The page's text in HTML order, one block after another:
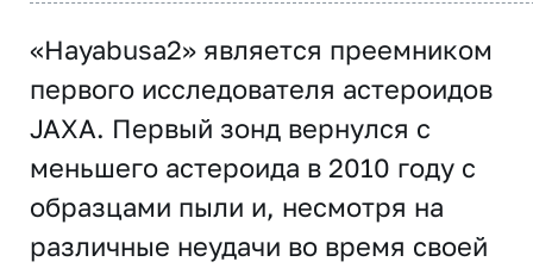
«Hayabusa2» является преемником
первого исследователя астероидов
JAXA. Первый зонд вернулся с
меньшего астероида в 2010 году с
образцами пыли и, несмотря на
различные неудачи во время своей